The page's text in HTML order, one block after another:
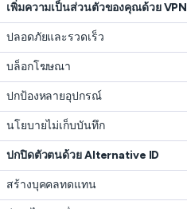
เพิ่มความเป็นส่วนตัวของคุณด้วย VPN
ปลอดภัยและรวดเร็ว
บล็อกโฆษณา
ปกป้องหลายอุปกรณ์
นโยบายไม่เก็บบันทึก
ปกปิดตัวตนด้วย Alternative ID
สร้างบุคคลทดแทน